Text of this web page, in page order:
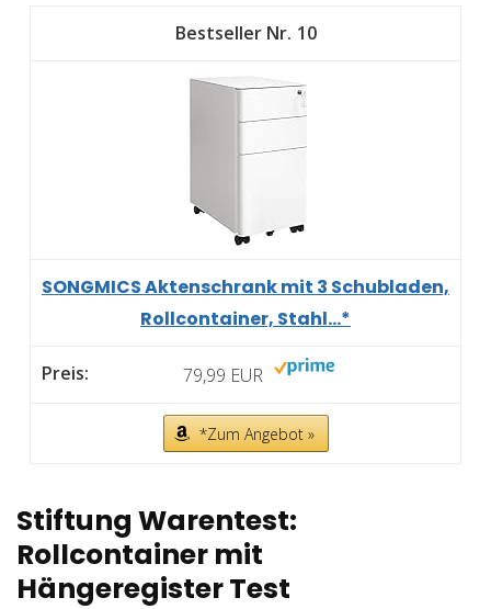
10
SONGMICS Aktenschrank mit 3 Schubladen,
Rollcontainer, Stahl...*
79,99 EUR
*Zum Angebot »
Stiftung Warentest:
Rollcontainer mit
Hängeregister Test